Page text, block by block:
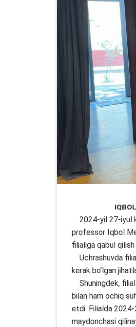
2024-yil 27-iyul
professor Iqbol
filialiga qabul
Uchrashuvda
kerak bo’lgan
Shuningdek, filial
bilan ham ochiq
etdi. Filialda 2024-
maydonchasi